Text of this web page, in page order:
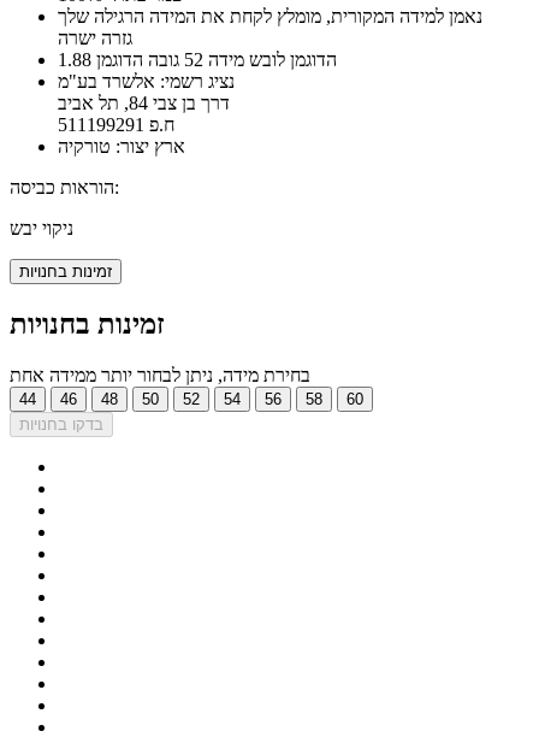
נאמן למידה המקורית, מומלץ לקחת את המידה הרגילה שלך
גזרה ישרה
הדוגמן לובש מידה 52 גובה הדוגמן 1.88
נציג רשמי: אלשרד בע"מ
דרך בן צבי 84, תל אביב
ח.פ 511199291
ארץ יצור: טורקיה
הוראות כביסה:
ניקוי יבש
זמינות בחנויות
זמינות בחנויות
בחירת מידה, ניתן לבחור יותר ממידה אחת
44 46 48 50 52 54 56 58
60
בדקו בחנויות